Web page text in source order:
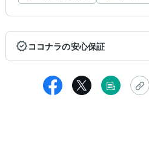
ココナラの安心保証